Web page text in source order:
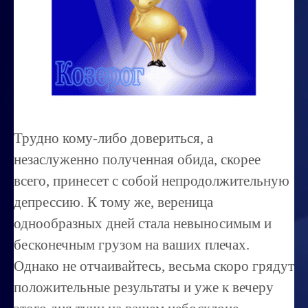
Миссиональность
Королевский гороскоп
Найти идеального партнера
Корректировка характера
Совместимость
Занятия по расшифровке снов
Магия денег
Ищем любовь
Трудно кому-либо довериться, а
незаслуженно полученная обида, скорее
всего, принесет с собой непродолжительную
депрессию. К тому же, вереница
однообразных дней стала невыносимым и
бесконечным грузом на ваших плечах.
Однако не отчаивайтесь, весьма скоро грядут
положительные результаты и уже к вечеру